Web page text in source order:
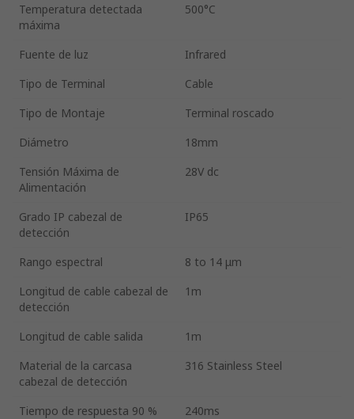
Temperatura detectada
máxima
500°C
Fuente de luz
Infrared
Tipo de Terminal
Cable
Tipo de Montaje
Terminal roscado
Diámetro
18mm
Tensión Máxima de
Alimentación
28V dc
Grado IP cabezal de
detección
IP65
Rango espectral
8 to 14 μm
Longitud de cable cabezal de
detección
1m
Longitud de cable salida
1m
Material de la carcasa
cabezal de detección
316 Stainless Steel
Tiempo de respuesta 90 %
240ms